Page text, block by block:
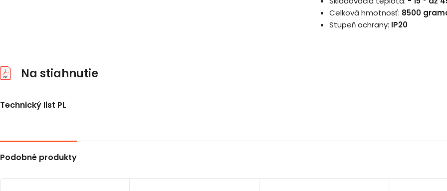
Celková hmotnosť: 8500
Stupeň ochrany: IP20
Na stiahnutie
Technický list PL
Podobné produkty